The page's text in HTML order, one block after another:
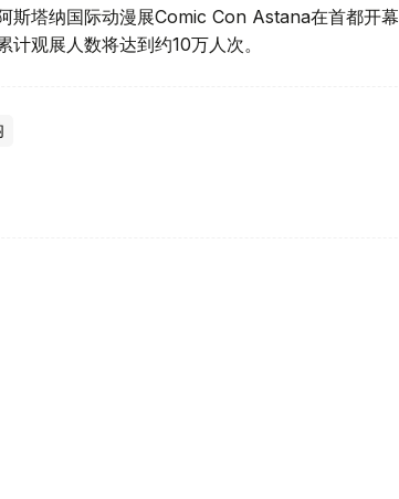
斯塔纳国际动漫展Comic Con Astana在首都开
观展人数将达到约10万人次。